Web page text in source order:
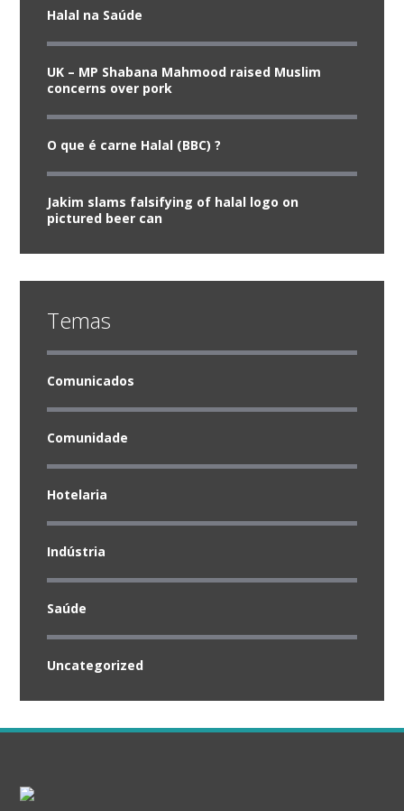
Halal na Saúde
UK – MP Shabana Mahmood raised Muslim
concerns over pork
O que é carne Halal (BBC) ?
Jakim slams falsifying of halal logo on
pictured beer can
Temas
Comunicados
Comunidade
Hotelaria
Indústria
Saúde
Uncategorized